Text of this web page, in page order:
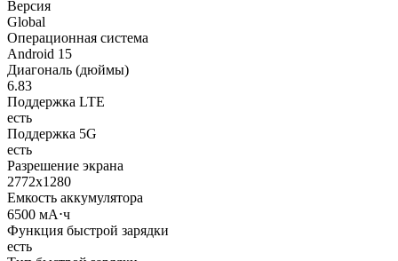
Версия
Global
Операционная система
Android 15
Диагональ (дюймы)
6.83
Поддержка LTE
есть
Поддержка 5G
есть
Разрешение экрана
2772х1280
Емкость аккумулятора
6500 мА⋅ч
Функция быстрой зарядки
есть